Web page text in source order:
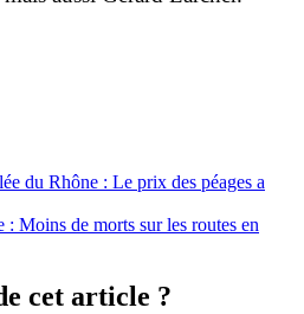
du Rhône : Le prix des péages a
: Moins de morts sur les routes en
cet article ?